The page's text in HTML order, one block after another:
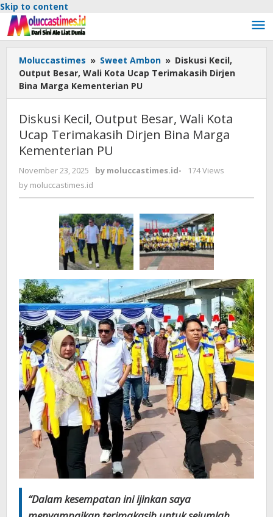
Skip to content
Moluccastimes » Sweet Ambon » Diskusi Kecil,
Output Besar, Wali Kota Ucap Terimakasih Dirjen
Bina Marga Kementerian PU
Diskusi Kecil, Output Besar, Wali Kota
Ucap Terimakasih Dirjen Bina Marga
Kementerian PU
November 23, 2025 by moluccastimes.id-
174 Views
by moluccastimes.id
“Dalam kesempatan ini ijinkan saya